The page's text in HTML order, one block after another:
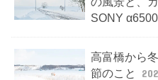
SONY α6500
高富橋から
節のこと